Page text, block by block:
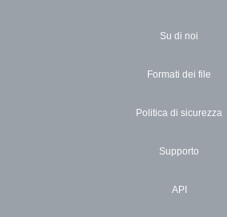
Su di noi
Formati dei file
Politica di sicurezza
Supporto
API